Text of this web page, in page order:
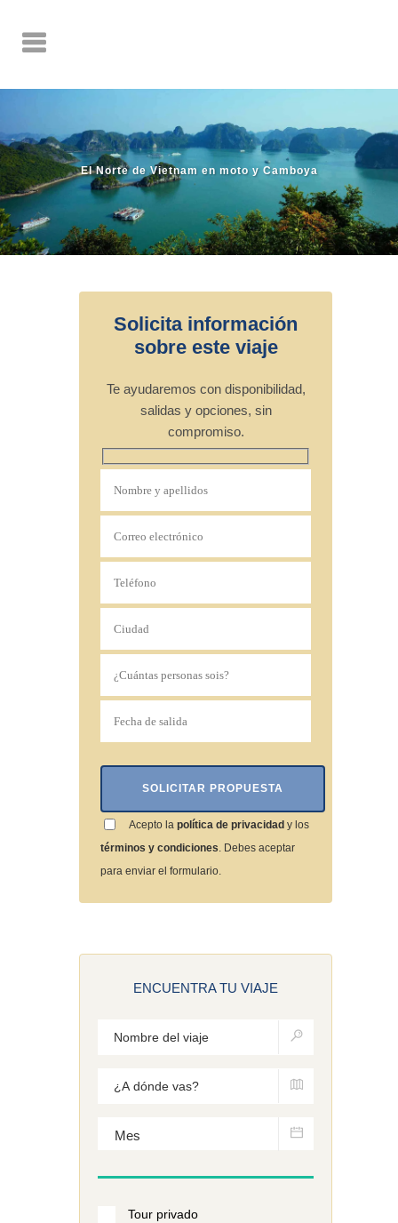
El Norte de Vietnam en moto y Camboya
Solicita información
sobre este viaje
Te ayudaremos con disponibilidad,
salidas y opciones, sin
compromiso.
Acepto la política de privacidad y los
términos y condiciones. Debes aceptar
para enviar el formulario.
ENCUENTRA TU VIAJE
Tour privado